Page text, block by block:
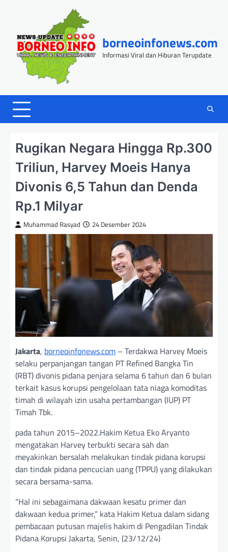
borneoinfonews.com
Informasi Viral dan Hiburan Terupdate
Rugikan Negara Hingga Rp.300
Triliun, Harvey Moeis Hanya
Divonis 6,5 Tahun dan Denda
Rp.1 Milyar
Muhammad Rasyad 24 Desember 2024
Jakarta, borneoinfonews.com – Terdakwa Harvey Moeis
selaku perpanjangan tangan PT Refined Bangka Tin
(RBT) divonis pidana penjara selama 6 tahun dan 6 bulan
terkait kasus korupsi pengelolaan tata niaga komoditas
timah di wilayah izin usaha pertambangan (IUP) PT
Timah Tbk.
pada tahun 2015–2022.Hakim Ketua Eko Aryanto
mengatakan Harvey terbukti secara sah dan
meyakinkan bersalah melakukan tindak pidana korupsi
dan tindak pidana pencucian uang (TPPU) yang dilakukan
secara bersama-sama.
“Hal ini sebagaimana dakwaan kesatu primer dan
dakwaan kedua primer,” kata Hakim Ketua dalam sidang
pembacaan putusan majelis hakim di Pengadilan Tindak
Pidana Korupsi Jakarta, Senin, (23/12/24)